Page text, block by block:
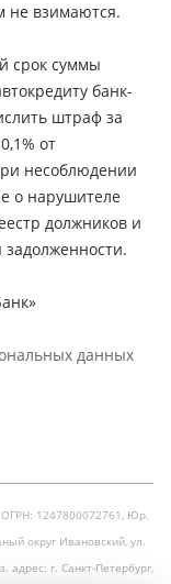
не взимаются.
срок суммы
банк-
штраф за
от
несоблюдении
о нарушителе
должников и
задолженности.
данных
1247800072761, Юр.
округ Ивановский, ул.
адрес: г. Санкт-Петербург,